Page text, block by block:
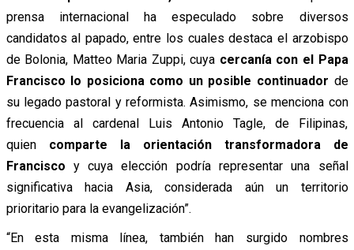
prensa internacional ha especulado sobre diversos
candidatos al papado, entre los cuales destaca el arzobispo
de Bolonia, Matteo Maria Zuppi, cuya cercanía con el Papa
Francisco lo posiciona como un posible continuador de
su legado pastoral y reformista. Asimismo, se menciona con
frecuencia al cardenal Luis Antonio Tagle, de Filipinas,
quiencomparte la orientación transformadora de
Francisco y cuya elección podría representar una señal
significativa hacia Asia, considerada aún un territorio
prioritario para la evangelización”.
“En esta misma línea, también han surgido nombres